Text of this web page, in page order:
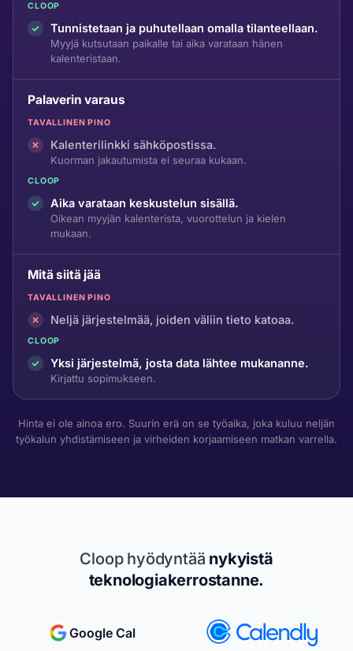
CLOOP
Tunnistetaan ja puhutellaan omalla tilanteellaan.
Myyjä kutsutaan paikalle tai aika varataan hänen
kalenteristaan.
Palaverin varaus
TAVALLINEN PINO
Kalenterilinkki sähköpostissa.
Kuorman jakautumista ei seuraa kukaan.
CLOOP
Aika varataan keskustelun sisällä.
Oikean myyjän kalenterista, vuorottelun ja kielen
mukaan.
Mitä siitä jää
TAVALLINEN PINO
Neljä järjestelmää, joiden väliin tieto katoaa.
CLOOP
Yksi järjestelmä, josta data lähtee mukananne.
Kirjattu sopimukseen.
Hinta ei ole ainoa ero. Suurin erä on se työaika, joka kuluu neljän
työkalun yhdistämiseen ja virheiden korjaamiseen matkan varrella.
Cloop hyödyntää nykyistä
teknologiakerrostanne.
Google Cal